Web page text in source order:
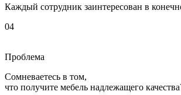
Каждый сотрудник заинтересован в
04
Проблема
Сомневаетесь в том,
что получите мебель надлежащего